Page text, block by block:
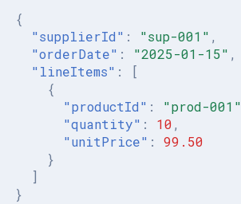
{
"supplierId" : "sup-001" ,
"orderDate" : "2025-01-15" ,
"lineItems" :
[
{
"productId" : "prod-001"
"quantity" : 10,
"unitPrice" :
99.50
}
]
}